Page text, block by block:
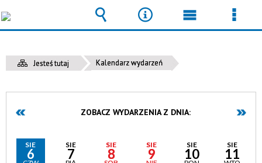
Jesteś tutaj Kalendarz wydarzeń
ZOBACZ WYDARZENIA Z DNIA:
SIE
6
SIE
7
SIE
8
SIE
9
SIE
10
SIE
11
Wyszukiwarka
Narzędzia
Menu